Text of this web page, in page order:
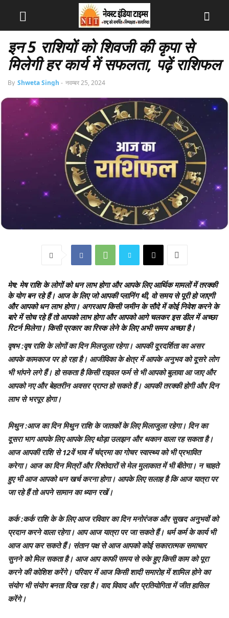
इन 5 राशियों को शिवजी की कृपा से
मिलेगी हर कार्य में सफलता, पढ़ें राशिफल
By Shweta Singh - नवम्बर 25, 2024
मेष: मेष राशि के लोगों को धन लाभ होगा और आपके लिए आर्थिक मामलों में तरक्‍की
के योग बन रहे हैं। आज के लिए जो आपकी प्‍लानिंग थी, वो समय से पूरी हो जाएगी
और आपको धन लाभ होगा। अगरआप किसी जमीन के सौदे में कोई निवेश करने के
बारे में सोच रहे हैं तो आपको लाभ होगा और आपको आगे चलकर इस डील में अच्‍छा
रिटर्न मिलेगा। किसी प्रकार का रिस्क लेने के लिए अभी समय अच्छा है।
वृषभ:वृष राशि के लोगों का दिन मिलजुला रहेगा। आपकी दूरदर्शिता का असर
आपके कामकाज पर हो रहा है। आजीविका के क्षेत्र में आपके अनुभव को दूसरे लोग
भी भांपने लगे हैं। हो सकता है किसी राइवल फर्म से भी आपको बुलावा आ जाए और
आपको नए और बेहतरीन अवसर प्राप्‍त हो सकते हैं। आपकी तरक्‍की होगी और दिन
लाभ से भरपूर होगा।
मिथुन:आज का दिन मिथुन राशि के जातकों के लिए मिलाजुला रहेगा। दिन का
दूसरा भाग आपके लिए आपके लिए थोड़ा उलझन और थकान वाला रह सकता है।
आज आपकी राशि से 12वें भाव में चंद्रमा का गोचर स्वास्थ्य को भी प्रभावित
करेगा। आज का दिन मित्रों और रिश्तेदारों से मेल मुलाकात में भी बीतेगा। न चाहते
हुए भी आज आपको धन खर्च करना होगा। आपके लिए सलाह है कि आज यात्रा पर
जा रहे हैं तो अपने सामान का ध्यान रखें।
कर्क:कर्क राशि के के लिए आज रविवार का दिन मनोरंजक और सुखद अनुभवों को
प्रदान करने वाला रहेगा। आप आज यात्रा पर जा सकते हैं। धर्म कर्म के कार्य भी
आज आप कर सकते हैं। संतान पक्ष से आज आपको कोई सकारात्मक समाचार
सुनने को मिल सकता है। आज आप काफी समय से रुके हुए किसी काम को पूरा
करने की कोशिश करेंगे। परिवार में आज किसी शादी समारोह में शामिल होने का
संयोग भी संयोग बनता दिख रहा है। वाद विवाद और प्रतियोगिता में जीत हासिल
करेंगे।